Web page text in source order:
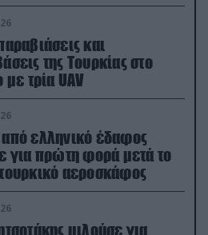
και
της Τουρκίας στο
με τρία UAV
ελληνικό έδαφος
για πρώτη φορά μετά το
αεροσκάφος
μιλούσε για